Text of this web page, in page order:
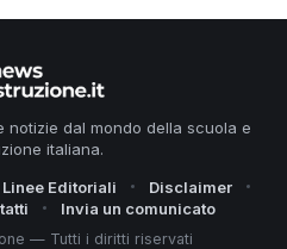
notizie dal mondo della scuola e
italiana.
Linee Editoriali
Disclaimer
Invia un comunicato
— Tutti i diritti riservati